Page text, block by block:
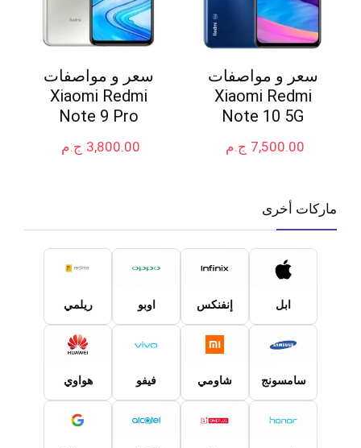
سعر و مواصفات
Xiaomi Redmi
Note 10 5G
ج.م 7,500.00
سعر و مواصفات
Xiaomi Redmi
Note 9 Pro
ج.م 3,800.00
ماركات أخرى
ابل إنفنكس اوبو ريلمي
سامسونج شاومي فيفو هواوي